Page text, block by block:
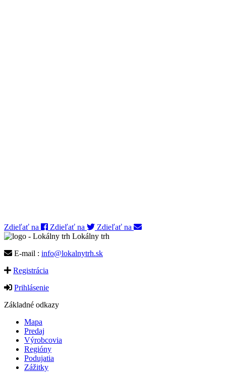
Zdieľať na Zdieľať na
Zdieľať na
Lokálny trh
E-mail : info@lokalnytrh.sk
Registrácia
Prihlásenie
Základné odkazy
Mapa
Predaj
Výrobcovia
Regióny
Podujatia
Zážitky